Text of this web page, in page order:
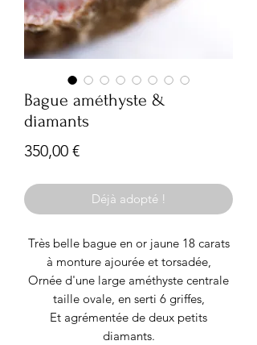
Bague améthyste &
diamants
350,00 €Prix
Déjà adopté !
Très belle bague en or jaune 18 carats
à monture ajourée et torsadée,
Ornée d'une large améthyste centrale
taille ovale, en serti 6 griffes,
Et agrémentée de deux petits
diamants.